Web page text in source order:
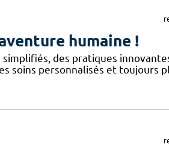
humaine !
des pratiques
soins personnalisés et toujours